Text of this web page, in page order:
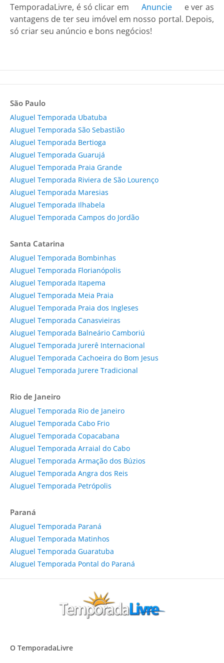
TemporadaLivre, é só clicar em
Anuncie
e ver as
vantagens de ter seu imóvel em nosso portal. Depois,
só criar seu anúncio e bons negócios!
São Paulo
Aluguel Temporada Ubatuba
Aluguel Temporada São Sebastião
Aluguel Temporada Bertioga
Aluguel Temporada Guarujá
Aluguel Temporada Praia Grande
Aluguel Temporada Riviera de São Lourenço
Aluguel Temporada Maresias
Aluguel Temporada Ilhabela
Aluguel Temporada Campos do Jordão
Santa Catarina
Aluguel Temporada Bombinhas
Aluguel Temporada Florianópolis
Aluguel Temporada Itapema
Aluguel Temporada Meia Praia
Aluguel Temporada Praia dos Ingleses
Aluguel Temporada Canasvieiras
Aluguel Temporada Balneário Camboriú
Aluguel Temporada Jurerê Internacional
Aluguel Temporada Cachoeira do Bom Jesus
Aluguel Temporada Jurere Tradicional
Rio de Janeiro
Aluguel Temporada Rio de Janeiro
Aluguel Temporada Cabo Frio
Aluguel Temporada Copacabana
Aluguel Temporada Arraial do Cabo
Aluguel Temporada Armação dos Búzios
Aluguel Temporada Angra dos Reis
Aluguel Temporada Petrópolis
Paraná
Aluguel Temporada Paraná
Aluguel Temporada Matinhos
Aluguel Temporada Guaratuba
Aluguel Temporada Pontal do Paraná
O TemporadaLivre